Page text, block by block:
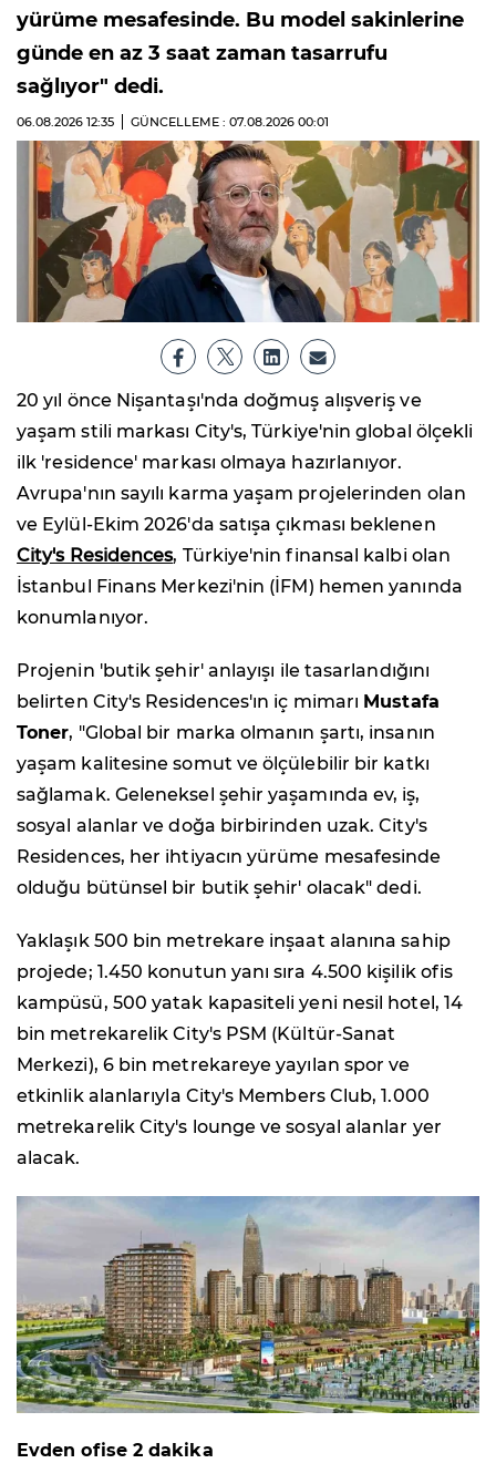
yürüme mesafesinde. Bu model sakinlerine
günde en az 3 saat zaman tasarrufu
sağlıyor" dedi.
06.08.2026 12:35 GÜNCELLEME : 07.08.2026 00:01
20 yıl önce Nişantaşı'nda doğmuş alışveriş ve
yaşam stili markası City's, Türkiye'nin global ölçekli
ilk 'residence' markası olmaya hazırlanıyor.
Avrupa'nın sayılı karma yaşam projelerinden olan
ve Eylül-Ekim 2026'da satışa çıkması beklenen
City's Residences, Türkiye'nin finansal kalbi olan
İstanbul Finans Merkezi'nin (İFM) hemen yanında
konumlanıyor.
Projenin 'butik şehir' anlayışı ile tasarlandığını
belirten City's Residences'ın iç mimarı Mustafa
Toner, "Global bir marka olmanın şartı, insanın
yaşam kalitesine somut ve ölçülebilir bir katkı
sağlamak. Geleneksel şehir yaşamında ev, iş,
sosyal alanlar ve doğa birbirinden uzak. City's
Residences, her ihtiyacın yürüme mesafesinde
olduğu bütünsel bir butik şehir' olacak" dedi.
Yaklaşık 500 bin metrekare inşaat alanına sahip
projede; 1.450 konutun yanı sıra 4.500 kişilik ofis
kampüsü, 500 yatak kapasiteli yeni nesil hotel, 14
bin metrekarelik City's PSM (Kültür-Sanat
Merkezi), 6 bin metrekareye yayılan spor ve
etkinlik alanlarıyla City's Members Club, 1.000
metrekarelik City's lounge ve sosyal alanlar yer
alacak.
Evden ofise 2 dakika